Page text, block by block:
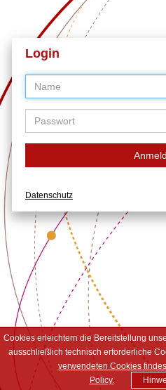
Login
Datenschutz
Cookies erleichtern die Bereitstellung
ausschließlich technisch erforderliche
verwendeten Cookies
Policy.